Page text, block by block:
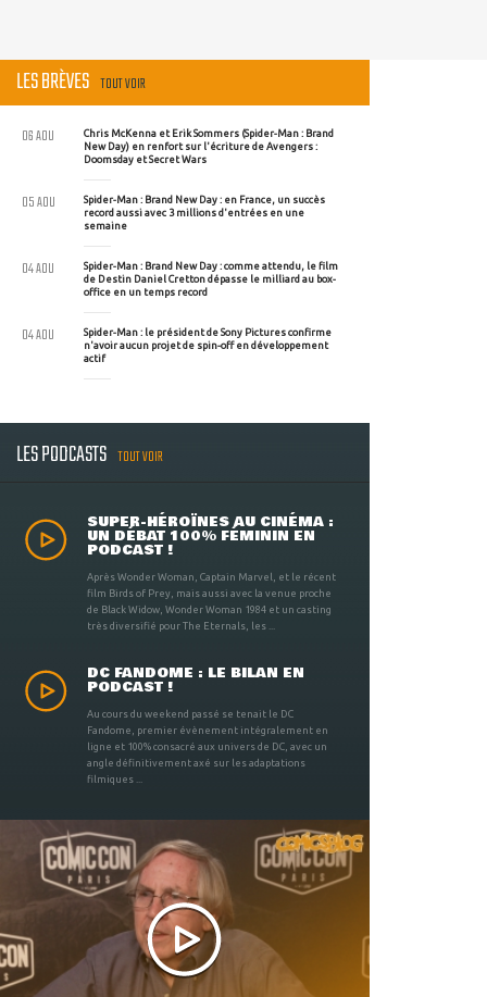
LES BRÈVES TOUT VOIR
Chris McKenna et Erik Sommers (Spider-Man : Brand
New Day) en renfort sur l'écriture de Avengers :
Doomsday et Secret Wars
06 AOU
Spider-Man : Brand New Day : en France, un succès
record aussi avec 3 millions d'entrées en une
semaine
05 AOU
Spider-Man : Brand New Day : comme attendu, le film
de Destin Daniel Cretton dépasse le milliard au box-
office en un temps record
04 AOU
Spider-Man : le président de Sony Pictures confirme
n'avoir aucun projet de spin-off en développement
actif
04 AOU
LES PODCASTS TOUT VOIR
SUPER-HÉROÏNES AU CINÉMA :
UN DÉBAT 100% FÉMININ EN
PODCAST !
Après Wonder Woman, Captain Marvel, et le récent
film Birds of Prey, mais aussi avec la venue proche
de Black Widow, Wonder Woman 1984 et un casting
très diversifié pour The Eternals, les ...
DC FANDOME : LE BILAN EN
PODCAST !
Au cours du weekend passé se tenait le DC
Fandome, premier évènement intégralement en
ligne et 100% consacré aux univers de DC, avec un
angle définitivement axé sur les adaptations
filmiques ...